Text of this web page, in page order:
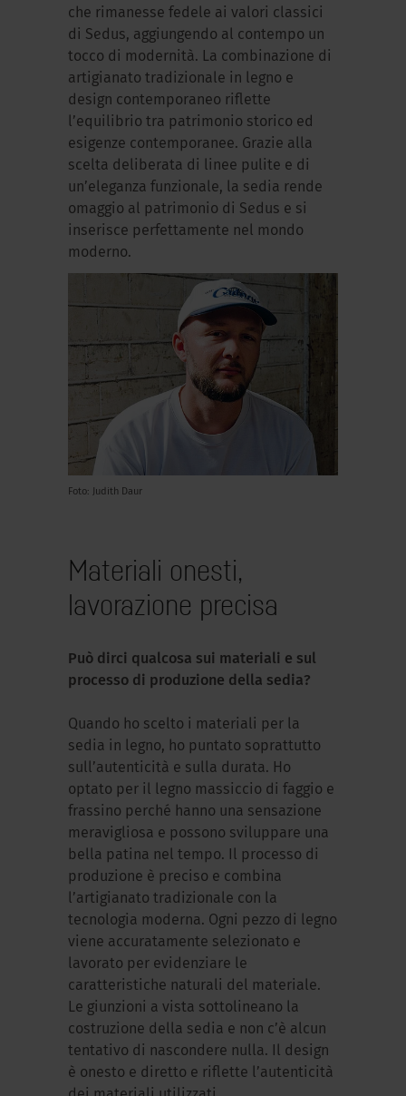
che rimanesse fedele ai valori classici
di Sedus, aggiungendo al contempo un
tocco di modernità. La combinazione di
artigianato tradizionale in legno e
design contemporaneo riflette
l’equilibrio tra patrimonio storico ed
esigenze contemporanee. Grazie alla
scelta deliberata di linee pulite e di
un’eleganza funzionale, la sedia rende
omaggio al patrimonio di Sedus e si
inserisce perfettamente nel mondo
moderno.
Foto: Judith Daur
Materiali onesti,
lavorazione precisa
Può dirci qualcosa sui materiali e sul
processo di produzione della sedia?
Quando ho scelto i materiali per la
sedia in legno, ho puntato soprattutto
sull’autenticità e sulla durata. Ho
optato per il legno massiccio di faggio e
frassino perché hanno una sensazione
meravigliosa e possono sviluppare una
bella patina nel tempo. Il processo di
produzione è preciso e combina
l’artigianato tradizionale con la
tecnologia moderna. Ogni pezzo di legno
viene accuratamente selezionato e
lavorato per evidenziare le
caratteristiche naturali del materiale.
Le giunzioni a vista sottolineano la
costruzione della sedia e non c’è alcun
tentativo di nascondere nulla. Il design
è onesto e diretto e riflette l’autenticità